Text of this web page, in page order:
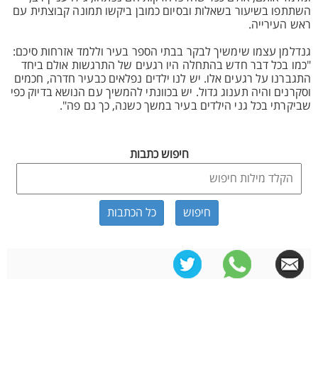
השתתפו בשיעור בשאלות ובסיום כמובן ביקשו תמונה קבוצתית עם
ראש העירייה.
גנדלמן עצמו שימשיך לבקר בבתי הספר בעיר וללמד אזרחות סיכם:
"כמו בכל דבר חדש בהתחלה היו רגעים של התרגשות אולם ביחד
התגברנו על רגעים אלו. יש לנו ילדים נפלאים כבעיר חדרה, חכמים
וסקרנים והיה תענוג גדול. יש בכוונתי להמשיך עם הנושא בדיוק כפי
שביקרתי בכל גני הילדים בעיר במשך כשנה, כך גם פה".
חיפוש כתבות
כל הכתבות